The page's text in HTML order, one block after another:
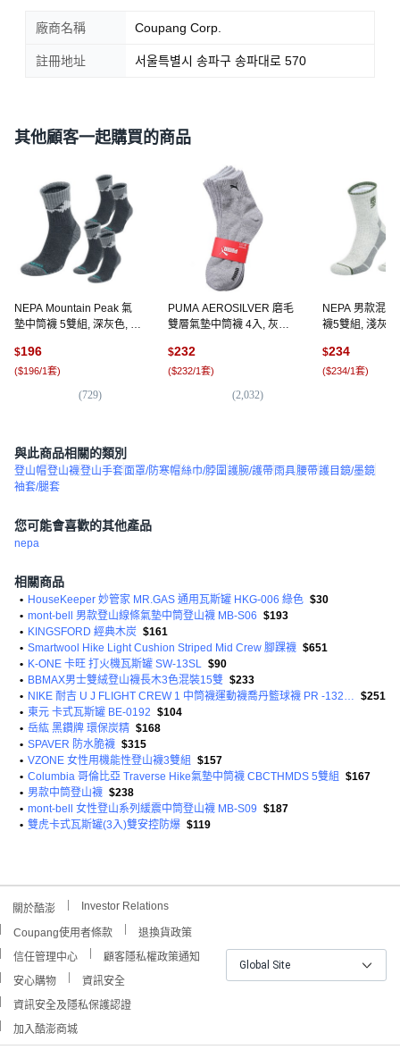
廠商名稱 Coupang Corp.
註冊地址 서울특별시 송파구 송파대로 570
其他顧客一起購買的商品
NEPA Mountain Peak 氣
墊中筒襪 5雙組, 深灰色, 1
$196
($196/1套)
(729)
PUMA AEROSILVER 磨毛
雙層氣墊中筒襪 4入, 灰色,
$232
($232/1套)
(2,032)
NEPA 男款混合
襪5雙組, 淺灰
$234
($234/1套)
與此商品相關的類別
登山帽登山襪登山手套面罩/防寒帽絲巾/脖圍 護腕/護帶雨具腰帶護目鏡/墨鏡
袖套/腿套
您可能會喜歡的其他產品
nepa
相關商品
• HouseKeeper 妙管家 MR.GAS 通用瓦斯罐 HKG-006 綠色 $30
• mont-bell 男款登山線條氣墊中筒登山襪 MB-S06 $193
• KINGSFORD 經典木炭 $161
• Smartwool Hike Light Cushion Striped Mid Crew 腳踝襪 $651
• K-ONE 卡旺 打火機瓦斯罐 SW-13SL $90
• BBMAX男士雙絨登山襪長木3色混裝15雙 $233
•
NIKE 耐吉 U J FLIGHT CREW 1 中筒襪運動襪喬丹籃球襪 PR -132SX5854101M $251
• 東元 卡式瓦斯罐 BE-0192 $104
• 岳紘 黑鑽牌 環保炭精 $168
• SPAVER 防水脆襪 $315
• VZONE 女性用機能性登山襪3雙組
$157
• Columbia 哥倫比亞 Traverse Hike氣墊中筒襪 CBCTHMDS 5雙組
$167
• 男款中筒登山襪 $238
• mont-bell 女性登山系列緩震中筒登山襪 MB-S09 $187
• 雙虎卡式瓦斯罐(3入)雙安控防爆 $119
關於酷澎 Investor Relations
Coupang使用者條款
退換貨政策
信任管理中心
顧客隱私權政策通知
安心購物
資訊安全
資訊安全及隱私保護認證
加入酷澎商城
Global Site